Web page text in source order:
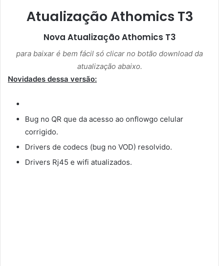
Atualização Athomics T3
Nova AtualizaçãoAthomics T3
para baixar é bem fácil só clicar no botão download da
atualização abaixo.
Novidades dessa versão:
Bug no QR que da acesso ao onflowgo celular
corrigido.
Drivers de codecs (bug no VOD) resolvido.
Drivers Rj45 e wifi atualizados.